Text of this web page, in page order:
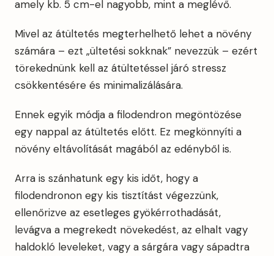
amely kb. 5 cm-el nagyobb, mint a meglévő.
Mivel az átültetés megterhelhető lehet a növény
számára – ezt „ültetési sokknak” nevezzük – ezért
törekednünk kell az átültetéssel járó stressz
csökkentésére és minimalizálására.
Ennek egyik módja a filodendron megöntözése
egy nappal az átültetés előtt. Ez megkönnyíti a
növény eltávolítását magából az edényből is.
Arra is szánhatunk egy kis időt, hogy a
filodendronon egy kis tisztítást végezzünk,
ellenőrizve az esetleges gyökérrothadását,
levágva a megrekedt növekedést, az elhalt vagy
haldokló leveleket, vagy a sárgára vagy sápadtra